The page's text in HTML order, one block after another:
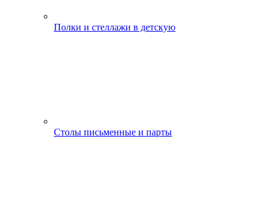
Полки и стеллажи в детскую
Столы письменные и парты